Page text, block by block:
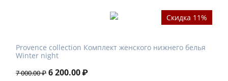
Скидка 11%
Provence collection Комплект женского нижнего белья
Winter night
7 000.00₽ 6 200.00₽